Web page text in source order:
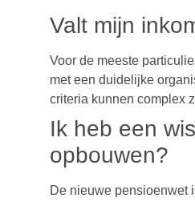
Valt mijn
Voor de meeste
met een duidelijke
criteria kunnen complex
Ik heb een
opbouwen?
De nieuwe pensioenwet